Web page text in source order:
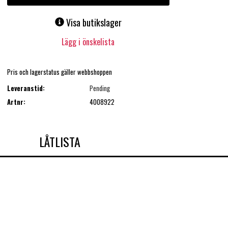
Visa butikslager
Lägg i önskelista
Pris och lagerstatus gäller webbshoppen
Leveranstid:
Pending
Artnr:
4008922
LÅTLISTA